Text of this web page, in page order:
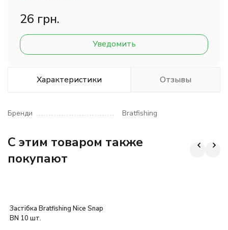
26 грн.
Уведомить
Характеристики Отзывы
Бренди Bratfishing
C этим товаром также
покупают
Застібка Bratfishing Nice Snap
BN 10 шт.